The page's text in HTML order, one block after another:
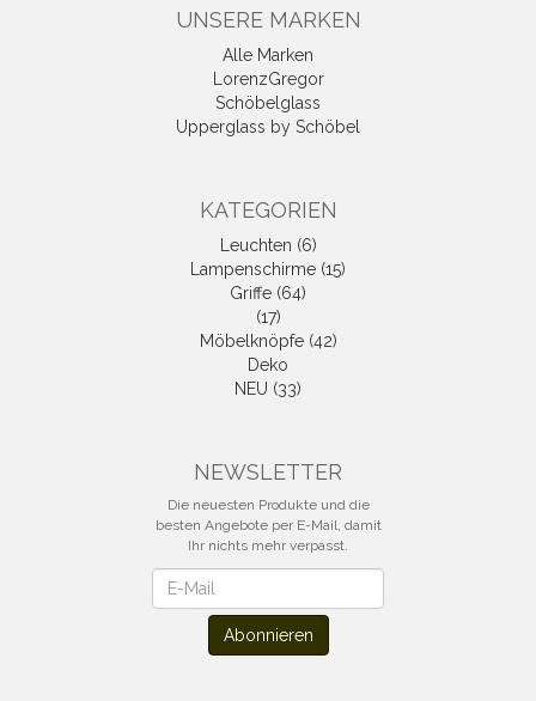
UNSERE MARKEN
Alle Marken
LorenzGregor
Schöbelglass
Upperglass by Schöbel
KATEGORIEN
Leuchten (6)
Lampenschirme (15)
Griffe (64)
(17)
Möbelknöpfe (42)
Deko
NEU (33)
NEWSLETTER
Die neuesten Produkte und die
besten Angebote per E-Mail, damit
Ihr nichts mehr verpasst.
Abonnieren